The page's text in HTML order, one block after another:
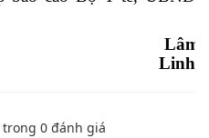
Lâm
Linh
trong 0 đánh giá